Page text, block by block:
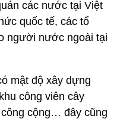
các nước tại Việt
quốc tế, các tổ
người nước ngoài tại
mật độ xây dựng
công viên cây
cộng… đây cũng